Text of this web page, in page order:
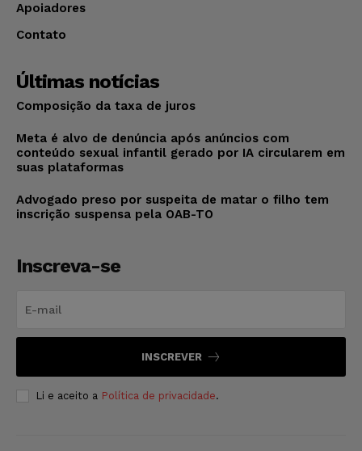
Apoiadores
Contato
Últimas notícias
Composição da taxa de juros
Meta é alvo de denúncia após anúncios com
conteúdo sexual infantil gerado por IA circularem em
suas plataformas
Advogado preso por suspeita de matar o filho tem
inscrição suspensa pela OAB-TO
Inscreva-se
INSCREVER
Li e aceito a Política de privacidade.